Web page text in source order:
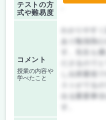
テストの方
式や難易度
コメント
授業の内容や
学べたこと
あり勉強熱
し出席重視